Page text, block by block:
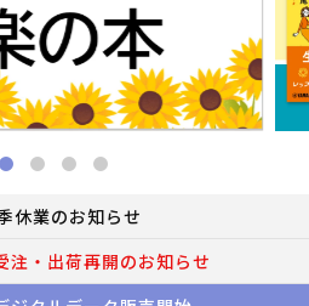
休業のお知らせ
注・出荷再開のお知らせ